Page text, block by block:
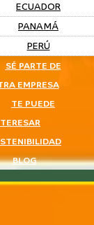
ECUADOR
PANAMÁ
PERÚ
SÉ PARTE DE
EMPRESA
TE PUEDE
BLOG